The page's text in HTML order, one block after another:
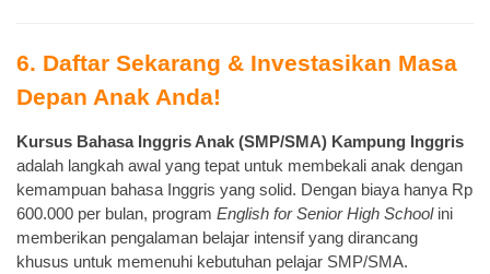
6. Daftar Sekarang & Investasikan Masa
Depan Anak Anda!
Kursus Bahasa Inggris Anak (SMP/SMA) Kampung Inggris
adalah langkah awal yang tepat untuk membekali anak dengan
kemampuan bahasa Inggris yang solid. Dengan biaya hanya Rp
600.000 per bulan, program English for Senior High Schoolini
memberikan pengalaman belajar intensif yang dirancang
khusus untuk memenuhi kebutuhan pelajar SMP/SMA.